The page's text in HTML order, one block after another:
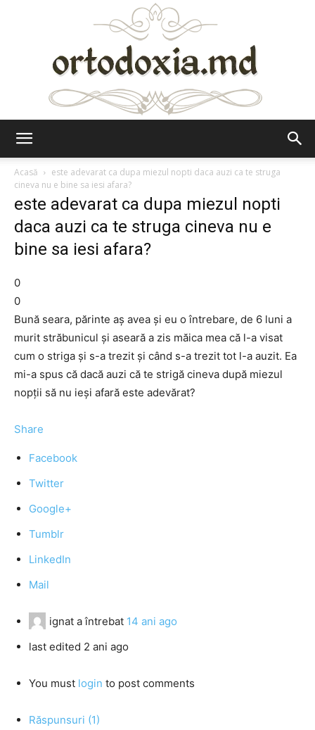
Acasă
este adevarat ca dupa miezul nopti daca auzi ca te struga
cineva nu e bine sa iesi afara?
este adevarat ca dupa miezul nopti
daca auzi ca te struga cineva nu e
bine sa iesi afara?
0
0
Bună seara, părinte aş avea şi eu o întrebare, de 6 luni a
murit străbunicul şi aseară a zis măica mea că l-a visat
cum o striga şi s-a trezit şi când s-a trezit tot l-a auzit. Ea
mi-a spus că dacă auzi că te strigă cineva după miezul
nopţii să nu ieşi afară este adevărat?
Share
Facebook
Twitter
Google+
Tumblr
LinkedIn
Mail
ignat a întrebat 14 ani ago
last edited 2 ani ago
You must login to post comments
Răspunsuri (1)